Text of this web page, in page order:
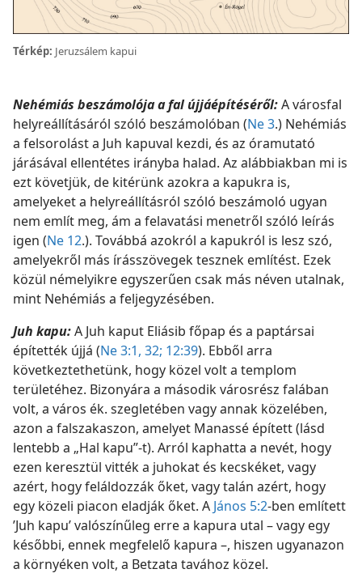
Térkép: Jeruzsálem kapui
Nehémiás beszámolója a fal újjáépítéséről:A városfal
helyreállításáról szóló beszámolóban (Ne 3.) Nehémiás
a felsorolást a Juh kapuval kezdi, és az óramutató
járásával ellentétes irányba halad. Az alábbiakban mi is
ezt követjük, de kitérünk azokra a kapukra is,
amelyeket a helyreállításról szóló beszámoló ugyan
nem említ meg, ám a felavatási menetről szóló leírás
igen (Ne 12.). Továbbá azokról a kapukról is lesz szó,
amelyekről más írásszövegek tesznek említést. Ezek
közül némelyikre egyszerűen csak más néven utalnak,
mint Nehémiás a feljegyzésében.
Juh kapu:A Juh kaput Eliásib főpap és a paptársai
építették újjá (Ne 3:1, 32; 12:39). Ebből arra
következtethetünk, hogy közel volt a templom
területéhez. Bizonyára a második városrész falában
volt, a város ék. szegletében vagy annak közelében,
azon a falszakaszon, amelyet Manassé épített (lásd
lentebb a „Hal kapu”-t). Arról kaphatta a nevét, hogy
ezen keresztül vitték a juhokat és kecskéket, vagy
azért, hogy feláldozzák őket, vagy talán azért, hogy
egy közeli piacon eladják őket. A János 5:2-ben említett
’Juh kapu’ valószínűleg erre a kapura utal – vagy egy
későbbi, ennek megfelelő kapura –, hiszen ugyanazon
a környéken volt, a Betzata tavához közel.